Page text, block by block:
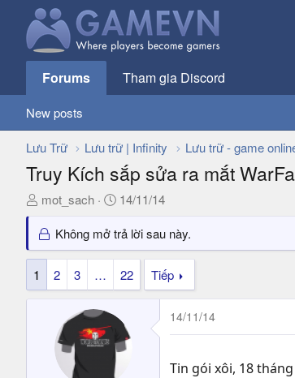
Forums Tham gia Discord
New posts
Lưu Trữ Lưu trữ | Infinity Lưu trữ - game
Truy Kích sắp sửa ra mắt
T
r
e
mot_sach
N
à
y
ử
14/11/14
Không mở trả lời sau này.
1 2 3 … 22 Tiếp
14/11/14
Tin gói xôi, 18 tháng